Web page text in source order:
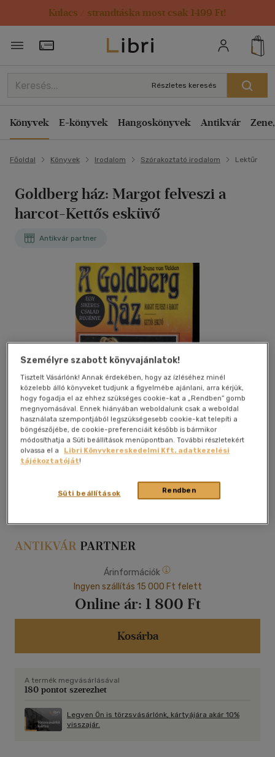
Kulacs / strandtáska most csak 1499 Ft!
Törzsvásárlói Kártya adatai
Részletes keresés
Könyvek E-könyvek Hangoskönyvek Antikvár
Főoldal Könyvek Irodalom Szórakoztató irodalom Lektűr
Goldberg ház: Margot felveszi a
harcot-Kettős esküvő
Antikvár partner
Árinformációk
Ingyen szállítás 15 000 Ft felett
Online ár: 1 800 Ft
Kosárba
A termék megvásárlásával
180 pontot szerezhet
Legyen Ön is törzsvásárlónk, kártyájára akár 10%
visszajár.
Személyre szabott könyvajánlatok!
Tisztelt Vásárlónk! Annak érdekében, hogy az ízléséhez minél
közelebb álló könyveket tudjunk a figyelmébe ajánlani, arra kérjük,
hogy fogadja el az ehhez szükséges cookie-kat a „Rendben” gomb
megnyomásával. Ennek hiányában weboldalunk csak a weboldal
használata szempontjából legszükségesebb cookie-kat telepíti a
böngészőjébe, de cookie-preferenciáit később is bármikor
módosíthatja a Süti beállítások menüpontban. További részletekért
olvassa el a
Libri Könyvkereskedelmi Kft. adatkezelési
tájékoztatóját!
Rendben
Süti beállítások